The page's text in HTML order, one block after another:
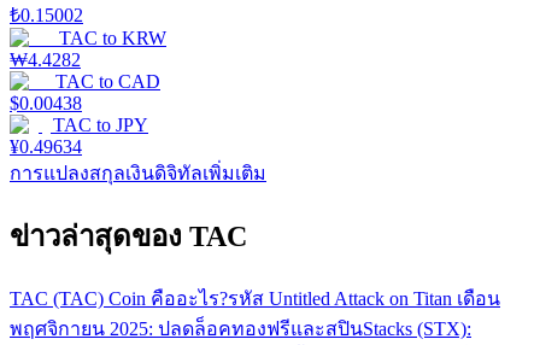
₺0.15002
TAC to KRW
₩4.4282
TAC to CAD
$0.00438
TAC to JPY
¥0.49634
การแปลงสกุลเงินดิจิทัลเพิ่มเติม
ข่าวล่าสุดของ TAC
TAC (TAC) Coin คืออะไร?รหัส Untitled Attack on Titan เดือน
พฤศจิกายน 2025: ปลดล็อคทองฟรีและสปินStacks (STX):